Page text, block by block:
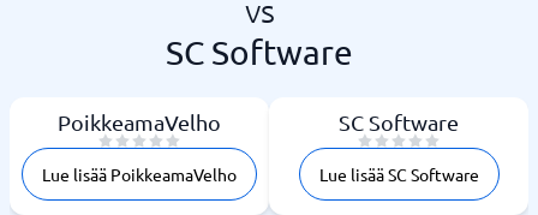
vs
SC Software
PoikkeamaVelho
Lue lisää PoikkeamaVelho
SC Software
Lue lisää SC Software